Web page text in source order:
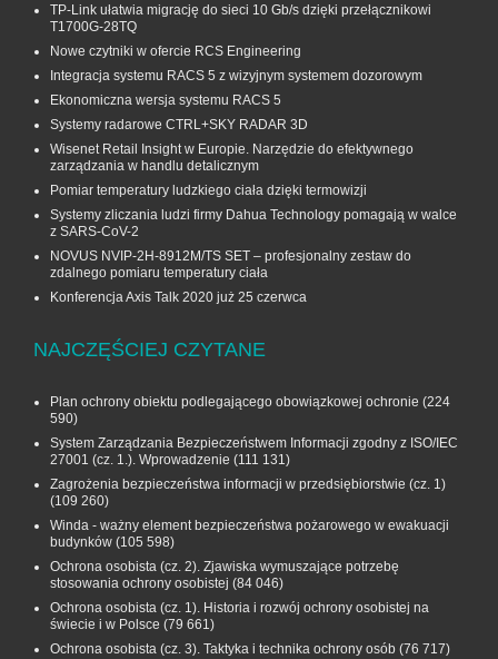
TP-Link ułatwia migrację do sieci 10 Gb/s dzięki przełącznikowi
T1700G‑28TQ
Nowe czytniki w ofercie RCS Engineering
Integracja systemu RACS 5 z wizyjnym systemem dozorowym
Ekonomiczna wersja systemu RACS 5
Systemy radarowe CTRL+SKY RADAR 3D
Wisenet Retail Insight w Europie. Narzędzie do efektywnego
zarządzania w handlu detalicznym
Pomiar temperatury ludzkiego ciała dzięki termowizji
Systemy zliczania ludzi firmy Dahua Technology pomagają w walce
z SARS-CoV-2
NOVUS NVIP-2H-8912M/TS SET – profesjonalny zestaw do
zdalnego pomiaru temperatury ciała
Konferencja Axis Talk 2020 już 25 czerwca
NAJCZĘŚCIEJ CZYTANE
Plan ochrony obiektu podlegającego obowiązkowej ochronie (224
590)
System Zarządzania Bezpieczeństwem Informacji zgodny z ISO/IEC
27001 (cz. 1.). Wprowadzenie (111 131)
Zagrożenia bezpieczeństwa informacji w przedsiębiorstwie (cz. 1)
(109 260)
Winda - ważny element bezpieczeństwa pożarowego w ewakuacji
budynków (105 598)
Ochrona osobista (cz. 2). Zjawiska wymuszające potrzebę
stosowania ochrony osobistej (84 046)
Ochrona osobista (cz. 1). Historia i rozwój ochrony osobistej na
świecie i w Polsce (79 661)
Ochrona osobista (cz. 3). Taktyka i technika ochrony osób (76 717)